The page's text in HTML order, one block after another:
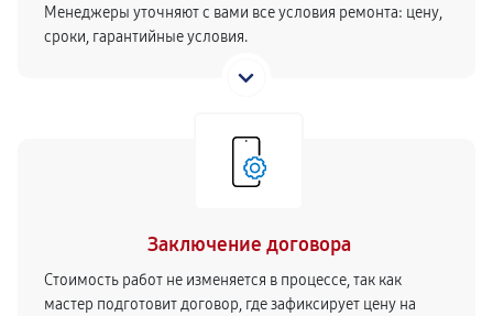
Менеджеры уточняют с вами все условия ремонта: цену,
сроки, гарантийные условия.
Заключение договора
Стоимость работ не изменяется в процессе, так как
мастер подготовит договор, где зафиксирует цену на